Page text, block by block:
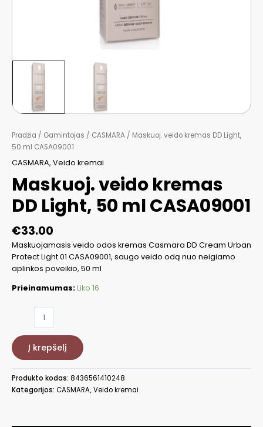
Pradžia / Gamintojas / CASMARA / Maskuoj. veido kremas DD Light,
50 ml CASA09001
CASMARA, Veido kremai
Maskuoj. veido kremas
DD Light, 50 ml CASA09001
€33.00
Maskuojamasis veido odos kremas Casmara DD Cream Urban
Protect Light 01 CASA09001, saugo veido odą nuo neigiamo
aplinkos poveikio, 50 ml
Prieinamumas:Liko 16
Maskuoj.
veido
kremas
Light,
50
Į krepšelį
Produkto kodas: 8436561410248
Kategorijos: CASMARA,Veido kremai